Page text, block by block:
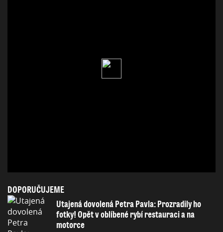
DOPORUČUJEME
Utajená dovolená Petra Pavla: Prozradily ho
fotky! Opět v oblíbené rybí restauraci a na
motorce